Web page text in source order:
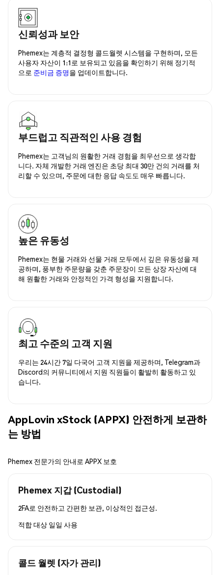
신뢰성과 보안
Phemex는 계층적 결정형 콜드월렛 시스템을 구현하며, 모든
사용자 자산이 1:1로 보유되고 있음을 확인하기 위해 정기적
으로 준비금 증명을 업데이트합니다.
부드럽고 직관적인 사용 경험
Phemex는 고객님의 원활한 거래 경험을 최우선으로 생각합
니다. 자체 개발한 거래 엔진은 초당 최대 30만 건의 거래를 처
리할 수 있으며, 주문에 대한 응답 속도도 매우 빠릅니다.
높은 유동성
Phemex는 현물 거래와 선물 거래 모두에서 깊은 유동성을 제
공하며, 풍부한 주문량을 갖춘 주문장이 모든 상장 자산에 대
해 원활한 거래와 안정적인 가격 형성을 지원합니다.
최고 수준의 고객 지원
우리는 24시간 7일 다국어 고객 지원을 제공하며, Telegram과
Discord의 커뮤니티에서 지원 직원들이 활발히 활동하고 있
습니다.
AppLovin xStock (APPX) 안전하게 보관하
는 방법
Phemex 전문가의 안내로 APPX 보호
Phemex 지갑 (Custodial)
2FA로 안전하고 간편한 보관, 이상적인 접근성.
적합 대상 일일 사용
콜드 월렛 (자가 관리)